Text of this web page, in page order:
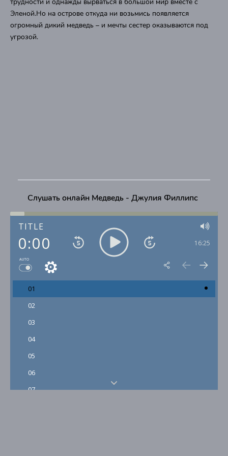
Эленой.Но на острове откуда ни возьмись появляется
огромный дикий медведь – и мечты сестер оказываются под
угрозой.
Слушать онлайн Медведь - Джулия Филлипс
TITLE
0:00 16:25
AUTO
01
02
03
04
05
06
07